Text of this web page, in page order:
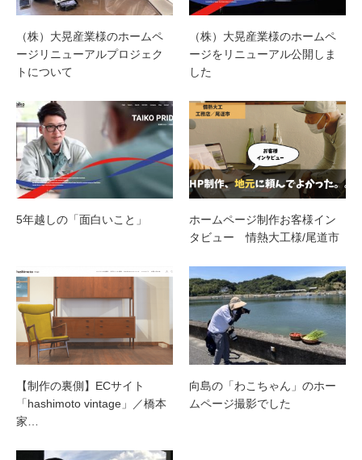
（株）大晃産業様のホームペ
ージリニューアルプロジェク
トについて
（株）大晃産業様のホームペ
ージをリニューアル公開しま
した
5年越しの「面白いこと」
ホームページ制作お客様イン
タビュー 情熱大工様/尾道市
【制作の裏側】ECサイト
「hashimoto vintage」／橋本
家…
向島の「わこちゃん」のホー
ムページ撮影でした